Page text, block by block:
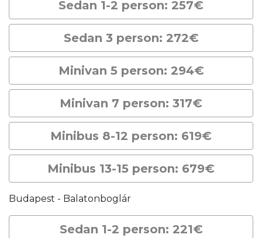
Sedan 1-2 person: 257€
Sedan 3 person: 272€
Minivan 5 person: 294€
Minivan 7 person: 317€
Minibus 8-12 person: 619€
Minibus 13-15 person: 679€
Budapest - Balatonboglár
Sedan 1-2 person: 221€